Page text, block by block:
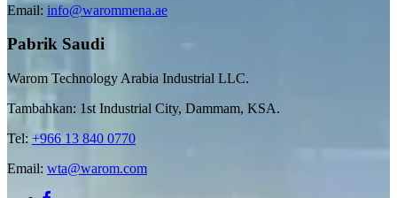
Email: info@warommena.ae
Pabrik Saudi
Warom Technology Arabia Industrial LLC.
Tambahkan: 1st Industrial City, Dammam, KSA.
Tel: +966 13 840 0770
Email: wta@warom.com